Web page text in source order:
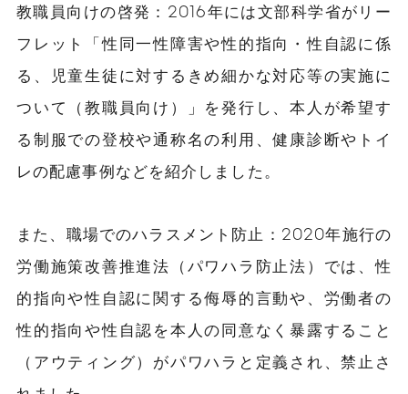
教職員向けの啓発：2016年には文部科学省がリー
フレット「性同一性障害や性的指向・性自認に係
る、児童生徒に対するきめ細かな対応等の実施に
ついて（教職員向け）」を発行し、本人が希望す
る制服での登校や通称名の利用、健康診断やトイ
レの配慮事例などを紹介しました。
また、職場でのハラスメント防止：2020年施行の
労働施策改善推進法（パワハラ防止法）では、性
的指向や性自認に関する侮辱的言動や、労働者の
性的指向や性自認を本人の同意なく暴露すること
（アウティング）がパワハラと定義され、禁止さ